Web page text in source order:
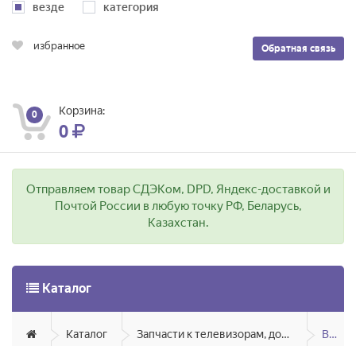
везде категория
Обратная связь
избранное
0 Корзина:
0
Отправляем товар СДЭКом, DPD, Яндекс-доставкой и
Почтой России в любую точку РФ, Беларусь,
Казахстан.
Каталог
Каталог Запчасти к телевизорам, домашним кинотеатрам, мониторам, акустике BBK, Yuno